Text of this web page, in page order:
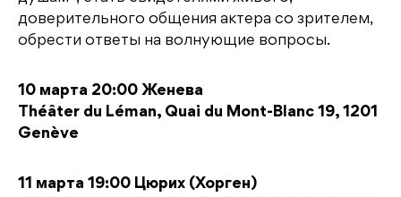
доверительного общения актера со зрителем,
обрести ответы на волнующие вопросы.
10 марта 20:00 Женева
Théâter du Léman, Quai du Mont-Blanc 19, 1201
Genève
11 марта 19:00 Цюрих (Хорген)